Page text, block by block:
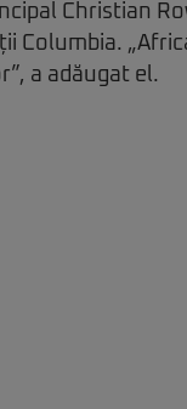
Christian
Columbia.
a adăugat el.